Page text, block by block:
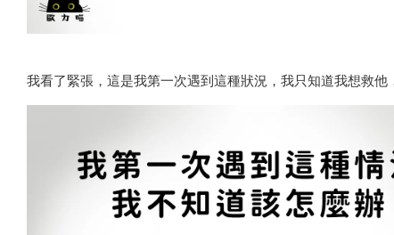
我看了緊張，這是我第一次遇到這種狀況，我只知道我想救他